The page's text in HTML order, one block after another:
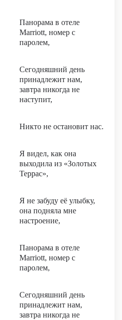
Панорама в отеле
Marriott, номер с
паролем,
Сегодняшний день
принадлежит нам,
завтра никогда не
наступит,
Никто не остановит нас.
Я видел, как она
выходила из «Золотых
Террас»,
Я не забуду её улыбку,
она подняла мне
настроение,
Панорама в отеле
Marriott, номер с
паролем,
Сегодняшний день
принадлежит нам,
завтра никогда не